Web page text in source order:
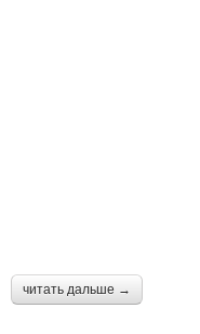
читать дальше →